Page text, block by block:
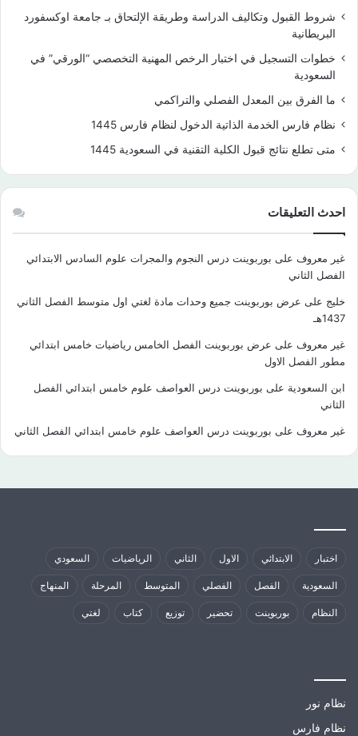
شروط القبول وتكاليف الدراسة وطريقة الإلتحاق بـ جامعة اوكسفورد
البريطانية
خطوات التسجيل في اختبار الرخص المهنية التخصصي “الورقي” في
السعودية
ما الفرق بين المعدل الفصلي والتراكمي
نظام فارس الخدمة الذاتية الدخول لنظام فارس 1445
متى تطلع نتائج قبول الكلية التقنية في السعودية 1445
احدث التعليقات
غير معروف على بوربوينت درس النجوم والمجرات علوم السادس الابتدائي
الفصل الثاني
خليج على عرض بوربوينت جميع وحدات مادة لغتي اول متوسط الفصل الثاني
1437هـ
غير معروف على عرض بوربوينت الفصل الخامس رياضيات خامس ابتدائي
مطور الفصل الاول
ابن السعودية على بوربوينت درس العواصف علوم خامس ابتدائي الفصل
الثاني
غير معروف على بوربوينت درس العواصف علوم خامس ابتدائي الفصل الثاني
اختبار الابتدائي الاول الثاني الرياضيات السعودي
السعودية الفصل الفصلي المتوسط المرحلة المنهاج
النظام بوربوينت تحضير توزيع كتاب لغتي
نظام نور
نظام فارس